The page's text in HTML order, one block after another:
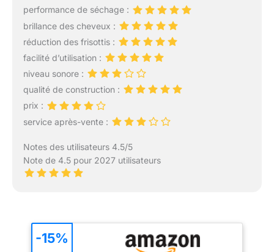
performance de séchage :
brillance des cheveux :
réduction des frisottis :
facilité d’utilisation :
niveau sonore :
qualité de construction :
prix :
service après-vente :
Notes des utilisateurs 4.5/5
Note de 4.5 pour 2027 utilisateurs
-15%